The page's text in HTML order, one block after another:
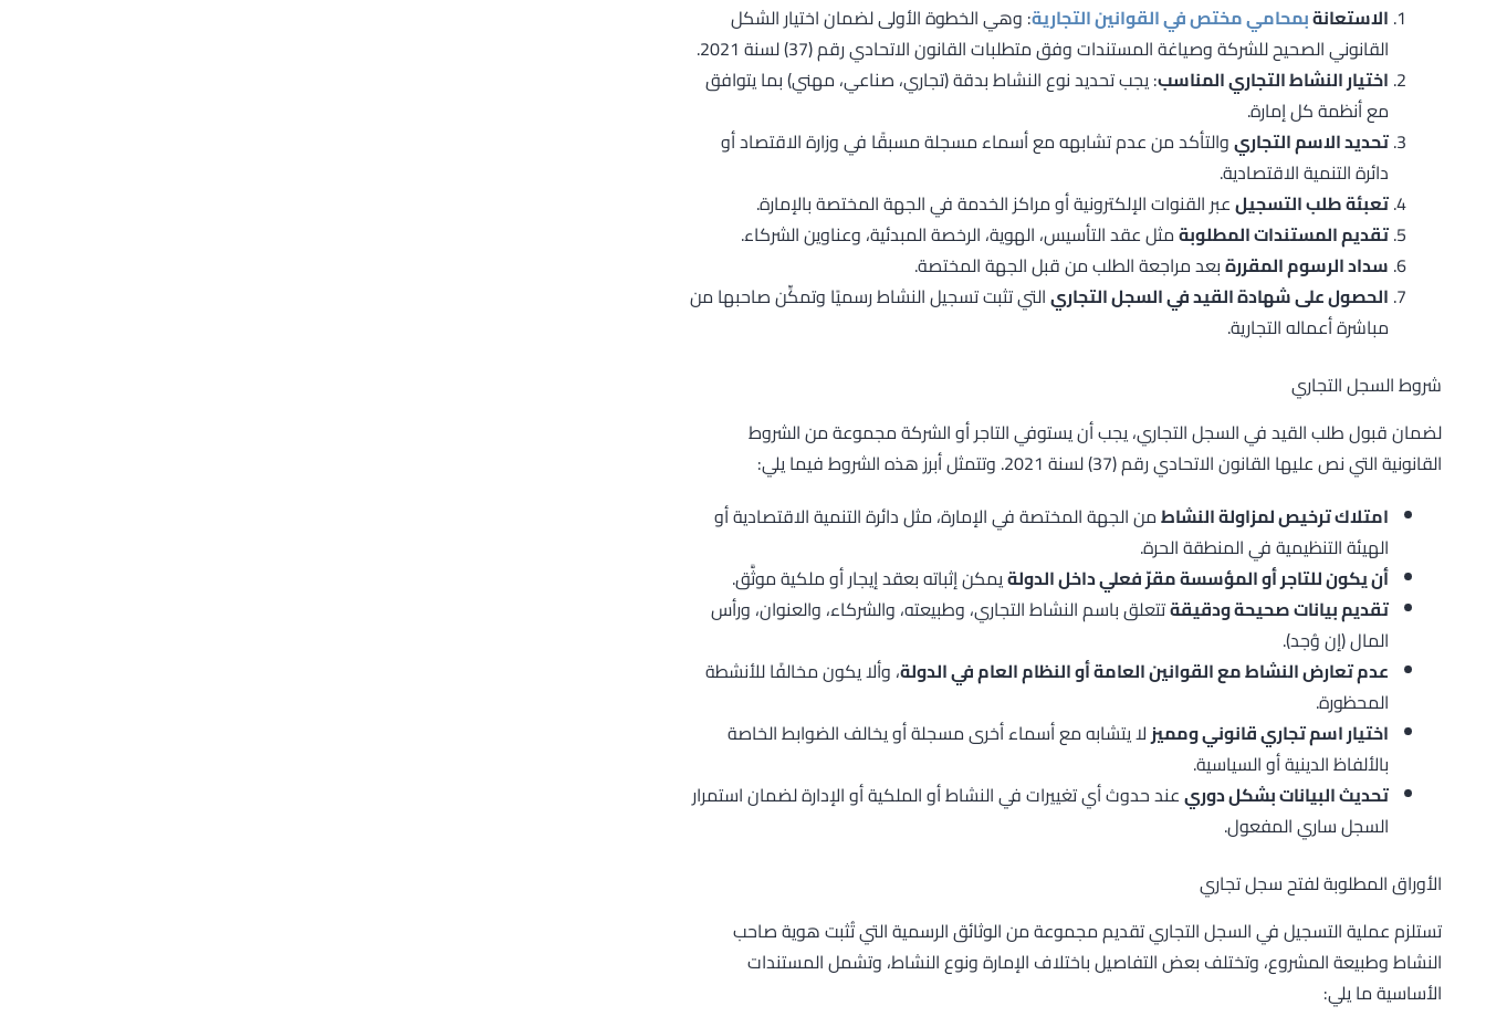
الاستعانةبمحامي مختص في القوانين التجارية: وهي الخطوة الأولى لضمان اختيار الشكل
القانوني الصحيح للشركة وصياغة المستندات وفق متطلبات القانون الاتحادي رقم (37) لسنة 2021.
اختيار النشاط التجاري المناسب: يجب تحديد نوع النشاط بدقة (تجاري، صناعي، مهني) بما يتوافق
مع أنظمة كل إمارة.
تحديد الاسم التجاريوالتأكد من عدم تشابهه مع أسماء مسجلة مسبقًا في وزارة الاقتصاد أو
دائرة التنمية الاقتصادية.
تعبئة طلب التسجيلعبر القنوات الإلكترونية أو مراكز الخدمة في الجهة المختصة بالإمارة.
تقديم المستندات المطلوبةمثل عقد التأسيس، الهوية، الرخصة المبدئية، وعناوين الشركاء.
سداد الرسوم المقررةبعد مراجعة الطلب من قبل الجهة المختصة.
الحصول على شهادة القيد في السجل التجاريالتي تثبت تسجيل النشاط رسميًا وتمكِّن صاحبها من
مباشرة أعماله التجارية.
شروط السجل التجاري
لضمان قبول طلب القيد في السجل التجاري، يجب أن يستوفي التاجر أو الشركة مجموعة من الشروط
القانونية التي نص عليها القانون الاتحادي رقم (37) لسنة 2021. وتتمثل أبرز هذه الشروط فيما يلي:
امتلاك ترخيص لمزاولة النشاطمن الجهة المختصة في الإمارة، مثل دائرة التنمية الاقتصادية أو
الهيئة التنظيمية في المنطقة الحرة.
أن يكون للتاجر أو المؤسسة مقرّ فعلي داخل الدولةيمكن إثباته بعقد إيجار أو ملكية موثَّق.
تقديم بيانات صحيحة ودقيقةتتعلق باسم النشاط التجاري، وطبيعته، والشركاء، والعنوان، ورأس
المال (إن وُجد).
عدم تعارض النشاط مع القوانين العامة أو النظام العام في الدولة، وألا يكون مخالفًا للأنشطة
المحظورة.
اختيار اسم تجاري قانوني ومميز لا يتشابه مع أسماء أخرى مسجلة أو يخالف الضوابط الخاصة
بالألفاظ الدينية أو السياسية.
تحديث البيانات بشكل دوريعند حدوث أي تغييرات في النشاط أو الملكية أو الإدارة لضمان استمرار
السجل ساري المفعول.
الأوراق المطلوبة لفتح سجل تجاري
تستلزم عملية التسجيل في السجل التجاري تقديم مجموعة من الوثائق الرسمية التي تُثبت هوية صاحب
النشاط وطبيعة المشروع، وتختلف بعض التفاصيل باختلاف الإمارة ونوع النشاط، وتشمل المستندات
الأساسية ما يلي: